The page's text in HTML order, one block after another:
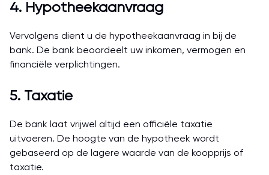
4. Hypotheekaanvraag
Vervolgens dient u de hypotheekaanvraag in bij de
bank. De bank beoordeelt uw inkomen, vermogen en
financiële verplichtingen.
5. Taxatie
De bank laat vrijwel altijd een officiële taxatie
uitvoeren. De hoogte van de hypotheek wordt
gebaseerd op de lagere waarde van de koopprijs of
taxatie.